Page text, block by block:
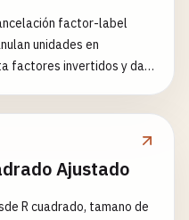
factor-label
unidades en
factores invertidos y da
Ajustado
R cuadrado, tamano de